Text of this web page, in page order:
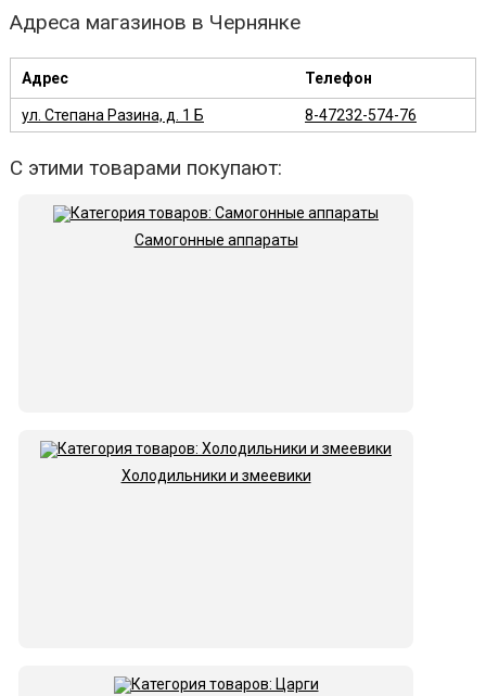
Адреса магазинов в Чернянке
Адрес Телефон
ул. Степана Разина, д. 1 Б 8-47232-574-76
С этими товарами покупают:
Самогонные аппараты
Холодильники и змеевики